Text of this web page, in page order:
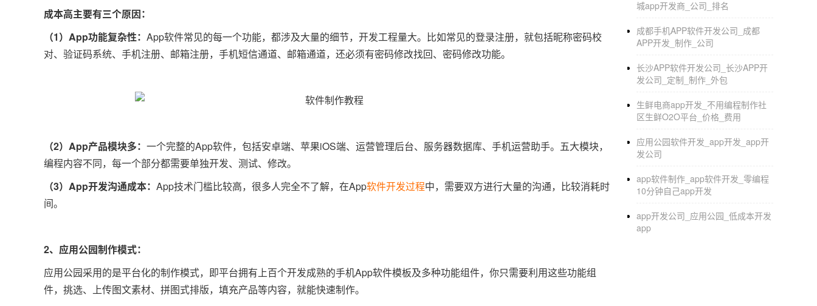
成本高主要有三个原因：
（1）App功能复杂性： App软件常见的每一个功能，都涉及大量的细节，开发工程量大。比如常见的登录注册，就包括昵称密码校
对、验证码系统、手机注册、邮箱注册，手机短信通道、邮箱通道，还必须有密码修改找回、密码修改功能。
（2）App产品模块多： 一个完整的App软件，包括安卓端、苹果iOS端、运营管理后台、服务器数据库、手机运营助手。五大模块，
编程内容不同，每一个部分都需要单独开发、测试、修改。
（3）App开发沟通成本： App技术门槛比较高，很多人完全不了解，在App软件开发过程中，需要双方进行大量的沟通，比较消耗时
间。
2、应用公园制作模式：
应用公园采用的是平台化的制作模式，即平台拥有上百个开发成熟的手机App软件模板及多种功能组件，你只需要利用这些功能组
件，挑选、上传图文素材、拼图式排版，填充产品等内容，就能快速制作。
城app开发商_公司_排名
成都手机APP软件开发公司_成都
APP开发_制作_公司
长沙APP软件开发公司_长沙APP开
发公司_定制_制作_外包
生鲜电商app开发_不用编程制作社
区生鲜O2O平台_价格_费用
应用公园软件开发_app开发_app开
发公司
app软件制作_app软件开发_零编程
10分钟自己app开发
app开发公司_应用公园_低成本开发
app